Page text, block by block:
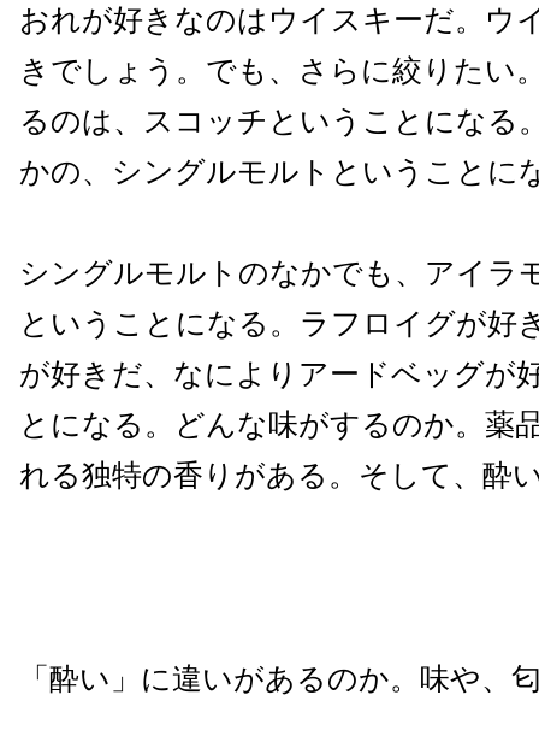
おれが好きなのはウイスキーだ。ウ
きでしょう。でも、さらに絞りたい
るのは、スコッチということになる
かの、シングルモルトということに
シングルモルトのなかでも、アイラ
ということになる。ラフロイグが好
が好きだ、なによりアードベッグが
とになる。どんな味がするのか。薬
れる独特の香りがある。そして、酔
「酔い」に違いがあるのか。味や、